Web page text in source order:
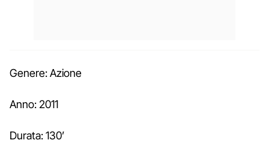
Genere: Azione
Anno: 2011
Durata: 130’